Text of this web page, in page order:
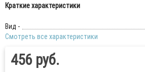
Краткие характеристики
Вид -
Смотреть все характеристики
456 руб.